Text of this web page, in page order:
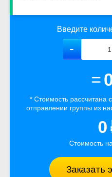
Введите
=
* Стоимость рассчитана
отправлении группы из
0
Стоимость
Заказать